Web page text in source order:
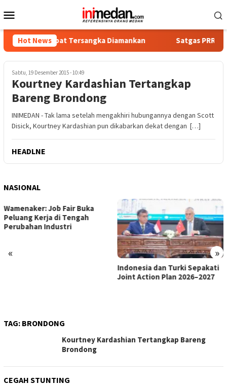
ke
Mobile
Hot News
Empat Tersangka Diamankan Satgas PRR Pacu
Sabtu, 19 Desember 2015 - 10:49
Kourtney Kardashian Tertangkap
Bareng Brondong
INIMEDAN - Tak lama setelah mengakhiri hubungannya dengan Scott
Disick, Kourtney Kardashian pun dikabarkan dekat dengan […]
HEADLNE
NASIONAL
« »
Satgas PRR Pacu Realisasi
Tambahan TKD Aceh Rp1,65
TAG: BRONDONG
Kourtney Kardashian Tertangkap Bareng
Brondong
CEGAH STUNTING